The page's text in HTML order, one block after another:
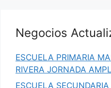
Negocios
ESCUELA PRIMARIA
RIVERA JORNADA
ESCUELA